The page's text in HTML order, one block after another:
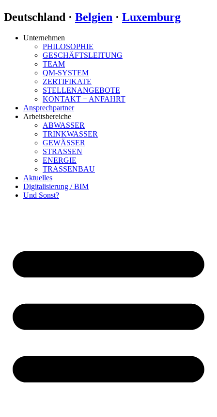
Deutschland · Belgien · Luxemburg
Unternehmen
PHILOSOPHIE
GESCHÄFTSLEITUNG
TEAM
QM-SYSTEM
ZERTIFIKATE
STELLENANGEBOTE
KONTAKT + ANFAHRT
Ansprechpartner
Arbeitsbereiche
ABWASSER
TRINKWASSER
GEWÄSSER
STRASSEN
ENERGIE
TRASSENBAU
Aktuelles
Digitalisierung / BIM
Und Sonst?